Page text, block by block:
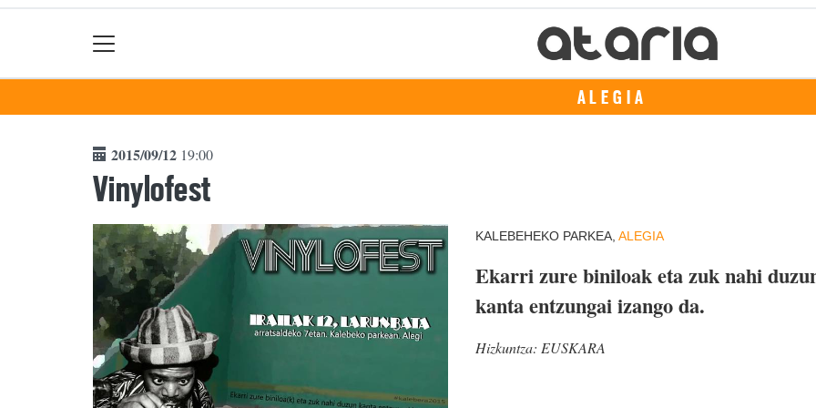
ALEGIA
2015/09/12 19:00
Vinylofest
KALEBEHEKO PARKEA, ALEGIA
Ekarri zure biniloak eta zuk nahi
kanta entzungai izango da.
Hizkuntza: EUSKARA